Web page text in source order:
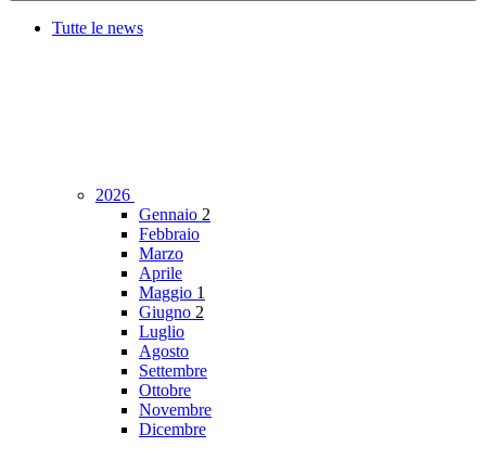
Tutte le news
2026
Gennaio 2
Febbraio
Marzo
Aprile
Maggio 1
Giugno 2
Luglio
Agosto
Settembre
Ottobre
Novembre
Dicembre